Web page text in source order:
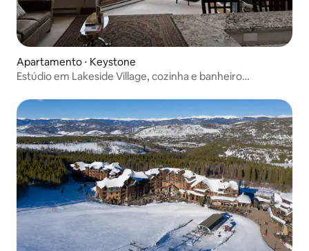
Apartamento ⋅ Keystone
Estúdio em Lakeside Village, cozinha e banheiro